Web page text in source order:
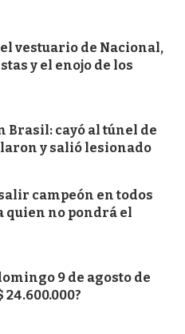
vestuario de Nacional,
y el enojo de los
Brasil: cayó al túnel de
y salió lesionado
campeón en todos
quien no pondrá el
9 de agosto de
24.600.000?